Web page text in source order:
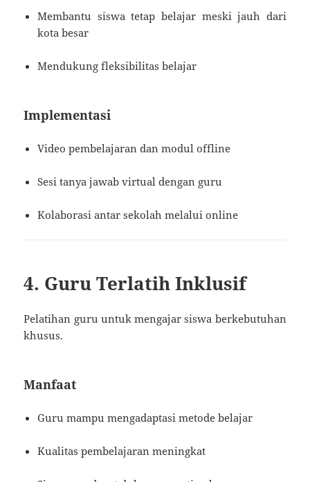
Membantu siswa tetap belajar meski jauh dari
kota besar
Mendukung fleksibilitas belajar
Implementasi
Video pembelajaran dan modul offline
Sesi tanya jawab virtual dengan guru
Kolaborasi antar sekolah melalui online
4. Guru Terlatih Inklusif
Pelatihan guru untuk mengajar siswa berkebutuhan
khusus.
Manfaat
Guru mampu mengadaptasi metode belajar
Kualitas pembelajaran meningkat